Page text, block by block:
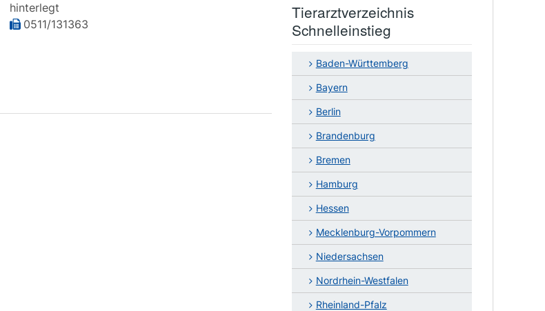
hinterlegt
0511/131363
Tierarztverzeichnis
Schnelleinstieg
Baden-Württemberg
Bayern
Berlin
Brandenburg
Bremen
Hamburg
Hessen
Mecklenburg-Vorpommern
Niedersachsen
Nordrhein-Westfalen
Rheinland-Pfalz